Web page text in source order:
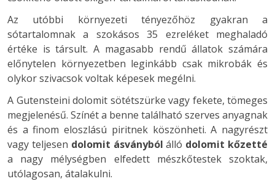
Az utóbbi környezeti tényezőhöz gyakran a
sótartalomnak a szokásos 35 ezreléket meghaladó
értéke is társult. A magasabb rendű állatok számára
előnytelen környezetben leginkább csak mikrobák és
olykor szivacsok voltak képesek megélni.
A Gutensteini dolomit sötétszürke vagy fekete, tömeges
megjelenésű. Színét a benne található szerves anyagnak
és a finom eloszlású piritnek köszönheti. A nagyrészt
vagy teljesen dolomit ásványból álló dolomit kőzetté
a nagy mélységben elfedett mészkőtestek szoktak,
utólagosan, átalakulni.